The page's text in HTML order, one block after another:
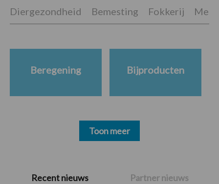
PrimaireRecent nieuws Partner nieuws
Diergezondheid Bemesting Fokkerij
Beregening Bijproducten
Toon meer